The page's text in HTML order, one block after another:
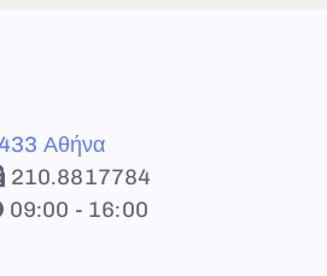
Αθήνα
210.8817784
09:00 - 16:00